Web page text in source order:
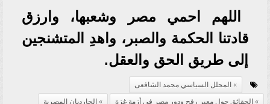
اللهم احمي مصر وشعبها، وارزق
قادتنا الحكمة والصبر، واهدِ المتشنجين
إلى طريق الحق والعقل.
المحلل السياسي محمد الشافعى
الحقائق حول معبر رفح ودور مصر في أزمة غزة
الجارديان المصرية